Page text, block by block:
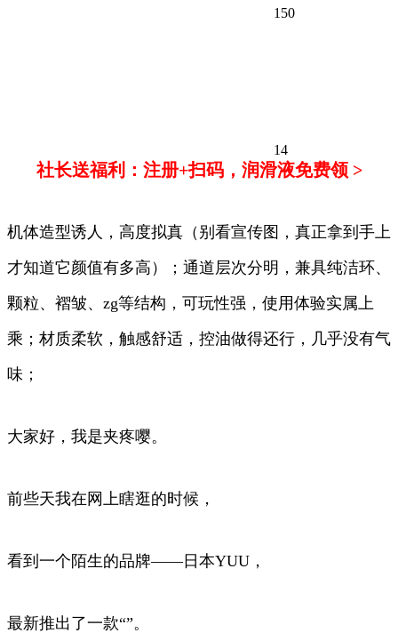
150
14
社长送福利：注册+扫码，润滑液免费领 >
机体造型诱人，高度拟真（别看宣传图，真正拿到手上
才知道它颜值有多高）；通道层次分明，兼具纯洁环、
颗粒、褶皱、zg等结构，可玩性强，使用体验实属上
乘；材质柔软，触感舒适，控油做得还行，几乎没有气
味；
大家好，我是夹疼嘤。
前些天我在网上瞎逛的时候，
看到一个陌生的品牌——日本YUU，
最新推出了一款“”。